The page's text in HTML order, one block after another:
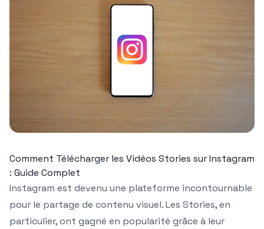
Comment Télécharger les Vidéos Stories sur Instagram
: Guide Complet
Instagram est devenu une plateforme incontournable
pour le partage de contenu visuel. Les Stories, en
particulier, ont gagné en popularité grâce à leur